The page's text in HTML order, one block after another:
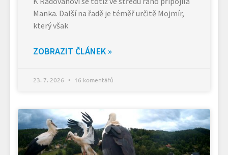
Manka. Další na řadě je téměř určitě Mojmír,
který však
ZOBRAZIT ČLÁNEK »
23. 7. 2026 16 komentářů